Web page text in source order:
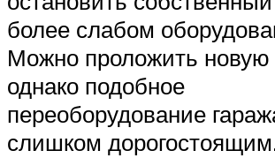
более слабом
Можно проложить новую
однако подобное
переоборудование
слишком